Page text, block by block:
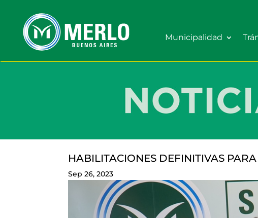
Municipalidad
HABILITACIONES DEFINITIVAS
Sep 26, 2023